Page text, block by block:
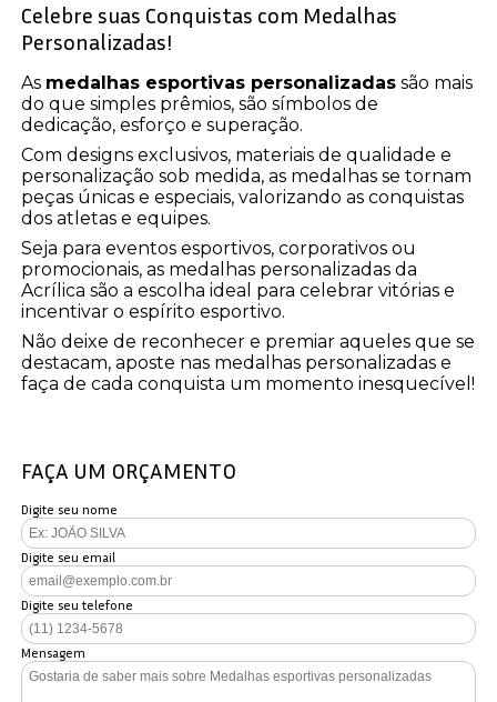
Celebre suas Conquistas com Medalhas
Personalizadas!
As medalhas esportivas personalizadas são mais
do que simples prêmios, são símbolos de
dedicação, esforço e superação.
Com designs exclusivos, materiais de qualidade e
personalização sob medida, as medalhas se tornam
peças únicas e especiais, valorizando as conquistas
dos atletas e equipes.
Seja para eventos esportivos, corporativos ou
promocionais, as medalhas personalizadas da
Acrílica são a escolha ideal para celebrar vitórias e
incentivar o espírito esportivo.
Não deixe de reconhecer e premiar aqueles que se
destacam, aposte nas medalhas personalizadas e
faça de cada conquista um momento inesquecível!
FAÇA UM ORÇAMENTO
Digite seu nome
Digite seu email
Digite seu telefone
Mensagem